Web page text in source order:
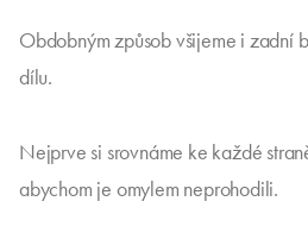
Obdobným způsob všijeme i zadní
dílu.
Nejprve si srovnáme ke každé
abychom je omylem neprohodili.